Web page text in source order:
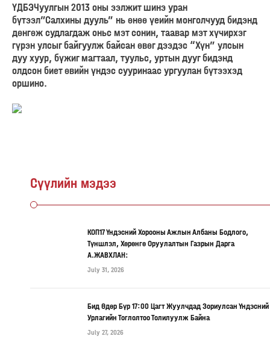
ҮДБЭЧуулгын 2013 оны ээлжит шинэ уран
бүтээл”Салхины дууль” нь өнөө үеийн монголчууд бидэнд
дөнгөж судлагдаж оньс мэт сонин, таавар мэт хүчирхэг
гүрэн улсыг байгуулж байсан өвөг дээдэс “Хүн” улсын
дуу хуур, бүжиг магтаал, туульс, уртын дууг бидэнд
олдсон биет өвийн үндэс сууринаас ургуулан бүтээхэд
оршино.
Сүүлийн мэдээ
КОП17 Үндэсний Хорооны Ажлын Албаны Бодлого,
Түншлэл, Хөрөнгө Оруулалтын Газрын Дарга
А.ЖАВХЛАН:
July 31, 2026
Бид Өдөр Бүр 17:00 Цагт Жуулчдад Зориулсан Үндэсний
Урлагийн Тоглолтоо Толилуулж Байна
July 27, 2026